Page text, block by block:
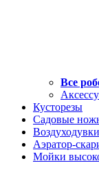
Все
Кусторезы
Садовые
Воздуходувки
Аэратор-
Мойки